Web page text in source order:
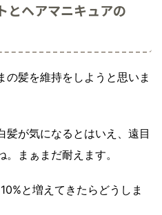
とヘアマニキュアの
の髪を維持をしようと思いま
髪が気になるとはいえ、遠目
まぁまだ耐えます。
と増えてきたらどうしま